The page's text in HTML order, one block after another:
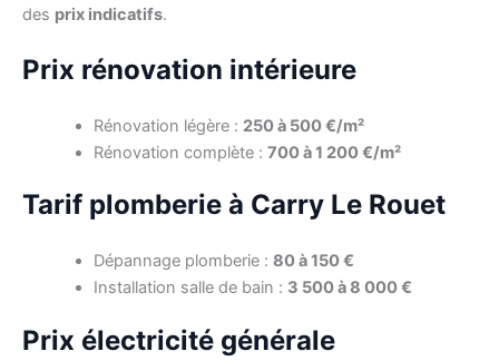
des prix indicatifs.
Prix rénovation intérieure
Rénovation légère : 250 à 500 €/m²
Rénovation complète : 700 à 1 200 €/m²
Tarif plomberie à Carry Le Rouet
Dépannage plomberie : 80 à 150 €
Installation salle de bain : 3 500 à 8 000 €
Prix électricité générale